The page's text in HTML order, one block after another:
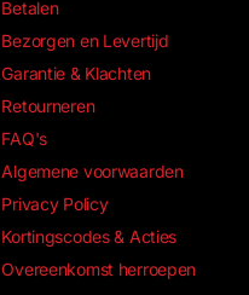
Betalen
Bezorgen en Levertijd
Garantie & Klachten
Retourneren
FAQ's
Algemene voorwaarden
Privacy Policy
Kortingscodes & Acties
Overeenkomst herroepen